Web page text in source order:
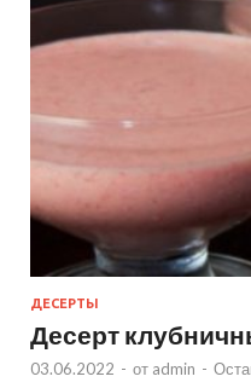
ДЕСЕРТЫ
Десерт
03.06.2022 - от admin -